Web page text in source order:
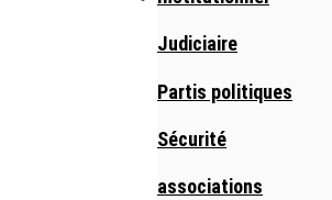
Judiciaire
Partis politiques
Sécurité
associations